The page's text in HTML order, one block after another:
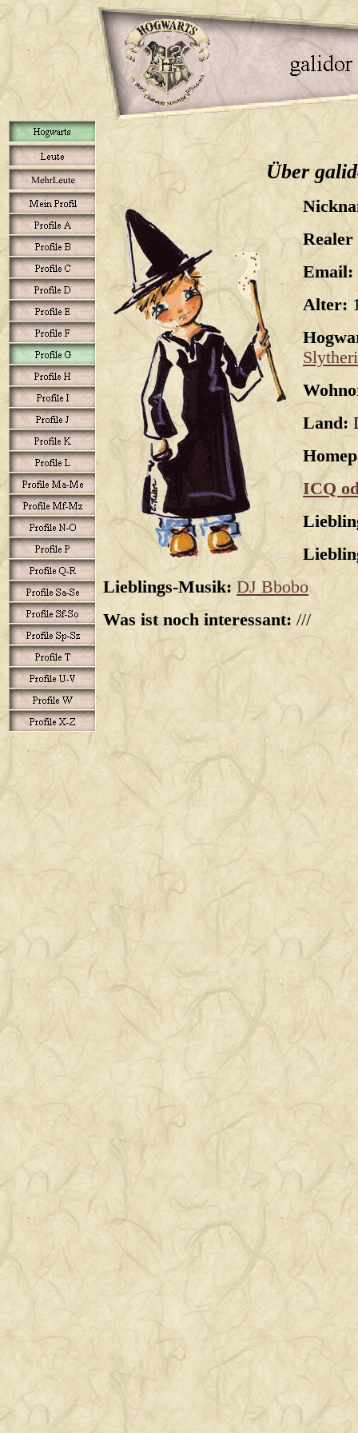
Über
Realer
Email:
Alter:
Land:
ICQ
Lieblings-Musik: DJ Bbobo
Was ist noch interessant: ///